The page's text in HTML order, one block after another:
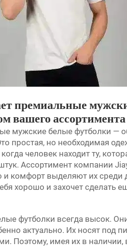
премиальные
вашего ассортимента
мужские белые футболки —
простая, но необходимая
человек находит ту,
Ассортимент компании
и комфорт выделяют их среди
хорошо и захочет сделать
футболки всегда высок.
актуально. Их носят под
Поэтому, имея их в